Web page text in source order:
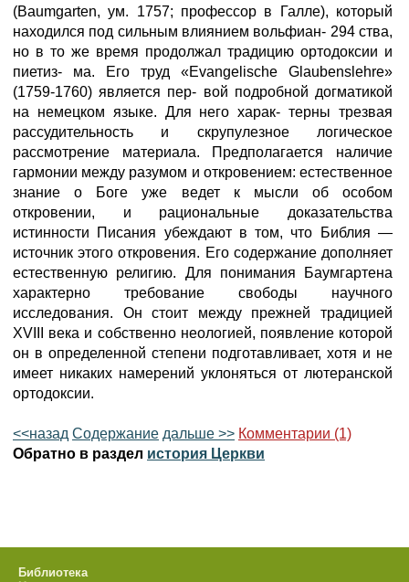
(Baumgarten, ум. 1757; профессор в Галле), который
находился под сильным влиянием вольфиан- 294 ства,
но в то же время продолжал традицию ортодоксии и
пиетиз- ма. Его труд «Evangelische Glaubenslehre»
(1759-1760) является пер- вой подробной догматикой
на немецком языке. Для него харак- терны трезвая
рассудительность и скрупулезное логическое
рассмотрение материала. Предполагается наличие
гармонии между разумом и откровением: естественное
знание о Боге уже ведет к мысли об особом
откровении, и рациональные доказательства
истинности Писания убеждают в том, что Библия —
источник этого откровения. Его содержание дополняет
естественную религию. Для понимания Баумгартена
характерно требование свободы научного
исследования. Он стоит между прежней традицией
XVIII века и собственно неологией, появление которой
он в определенной степени подготавливает, хотя и не
имеет никаких намерений уклоняться от лютеранской
ортодоксии.
<<назад Содержание дальше >> Комментарии (1)
Обратно в раздел история Церкви
Библиотека